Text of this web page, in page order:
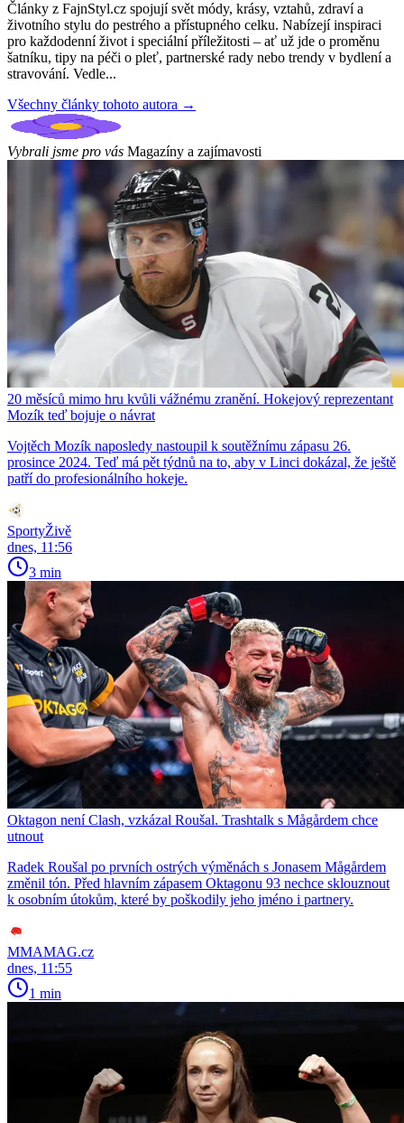
Články z FajnStyl.cz spojují svět módy, krásy, vztahů, zdraví a
životního stylu do pestrého a přístupného celku. Nabízejí inspiraci
pro každodenní život i speciální příležitosti – ať už jde o proměnu
šatníku, tipy na péči o pleť, partnerské rady nebo trendy v bydlení a
stravování. Vedle...
Všechny články tohoto autora →
Vybrali jsme pro vás Magazíny a zajímavosti
20 měsíců mimo hru kvůli vážnému zranění. Hokejový reprezentant
Mozík teď bojuje o návrat
Vojtěch Mozík naposledy nastoupil k soutěžnímu zápasu 26.
prosince 2024. Teď má pět týdnů na to, aby v Linci dokázal, že ještě
patří do profesionálního hokeje.
SportyŽivě
dnes, 11:56
3 min
Oktagon není Clash, vzkázal Roušal. Trashtalk s Mågårdem chce
utnout
Radek Roušal po prvních ostrých výměnách s Jonasem Mågårdem
změnil tón. Před hlavním zápasem Oktagonu 93 nechce sklouznout
k osobním útokům, které by poškodily jeho jméno i partnery.
MMAMAG.cz
dnes, 11:55
1 min